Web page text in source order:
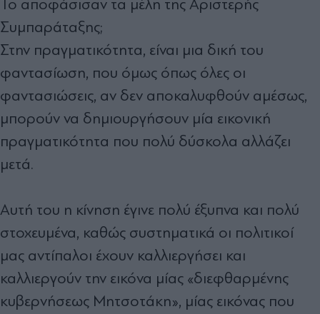
Το αποφάσισαν τα μέλη της Αριστερής
Συμπαράταξης;
Στην πραγματικότητα, είναι μια δική του
φαντασίωση, που όμως όπως όλες οι
φαντασιώσεις, αν δεν αποκαλυφθούν αμέσως,
μπορούν να δημιουργήσουν μία εικονική
πραγματικότητα που πολύ δύσκολα αλλάζει
μετά.
Αυτή του η κίνηση έγινε πολύ έξυπνα και πολύ
στοχευμένα, καθώς συστηματικά οι πολιτικοί
μας αντίπαλοι έχουν καλλιεργήσει και
καλλιεργούν την εικόνα μίας «διεφθαρμένης
κυβερνήσεως Μητσοτάκη», μίας εικόνας που